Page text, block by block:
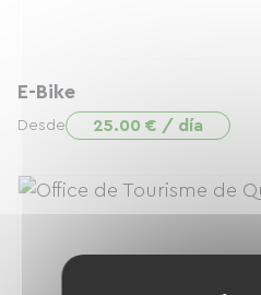
E-Bike
Desde 25.00 € / día